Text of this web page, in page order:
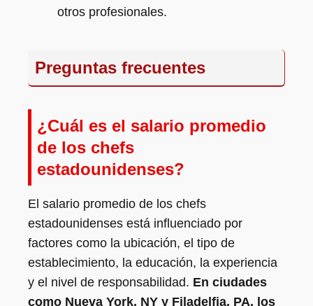
otros profesionales.
Preguntas frecuentes
¿Cuál es el salario promedio
de los chefs
estadounidenses?
El salario promedio de los chefs
estadounidenses está influenciado por
factores como la ubicación, el tipo de
establecimiento, la educación, la experiencia
y el nivel de responsabilidad. En ciudades
como Nueva York, NY y Filadelfia, PA, los